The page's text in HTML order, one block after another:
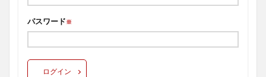
パスワード※
ログイン